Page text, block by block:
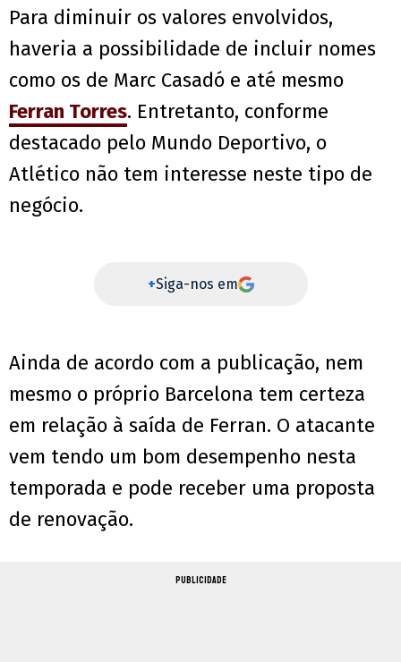
Para diminuir os valores envolvidos,
haveria a possibilidade de incluir nomes
como os de Marc Casadó e até mesmo
Ferran Torres. Entretanto, conforme
destacado pelo Mundo Deportivo, o
Atlético não tem interesse neste tipo de
negócio.
+Siga-nos em
Ainda de acordo com a publicação, nem
mesmo o próprio Barcelona tem certeza
em relação à saída de Ferran. O atacante
vem tendo um bom desempenho nesta
temporada e pode receber uma proposta
de renovação.
PUBLICIDADE